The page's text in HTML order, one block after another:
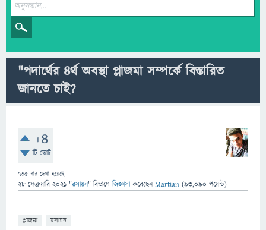
"পদার্থের ৪র্থ অবস্থা প্লাজমা সম্পর্কে বিস্তারিত
জানতে চাই?
+4
টি ভোট
735 বার দেখা হয়েছে
28 ফেব্রুয়ারি 2021 "রসায়ন" বিভাগে জিজ্ঞাসাকরেছেনMartian (93,090 পয়েন্ট)
প্লাজমা রসায়ন